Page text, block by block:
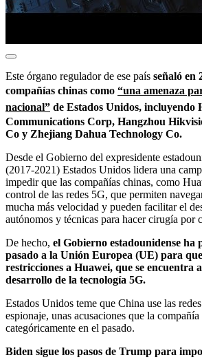
Este órgano regulador de ese país señaló en
compañías chinas como “una amenaza
nacional” de Estados Unidos,
Communications Corp, Hangzhou
Co y Zhejiang Dahua Technology Co.
Desde el Gobierno del expresidente
(2017-2021) Estados Unidos lidera una
impedir que las compañías chinas, como
control de las redes 5G, que permiten
mucha más velocidad y pueden facilitar el
autónomos y técnicas para hacer cirugía por
De hecho, el Gobierno estadounidense ha
pasado a la Unión Europea (UE) para
restricciones a Huawei, que se encuentra
desarrollo de la tecnología 5G.
Estados Unidos teme que China use las
espionaje, unas acusaciones que la
categóricamente en el pasado.
Biden sigue los pasos de Trump para